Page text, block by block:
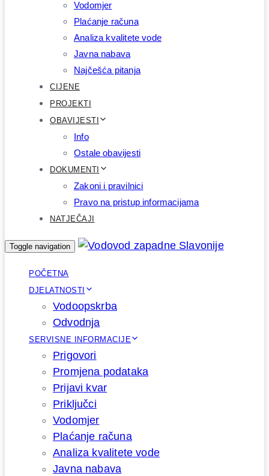
Vodomjer
Plaćanje računa
Analiza kvalitete vode
Javna nabava
Najčešća pitanja
CIJENE
PROJEKTI
OBAVIJESTI
Info
Ostale obavijesti
DOKUMENTI
Zakoni i pravilnici
Pravo na pristup informacijama
NATJEČAJI
Toggle navigation
POČETNA
DJELATNOSTI
Vodoopskrba
Odvodnja
SERVISNE INFORMACIJE
Prigovori
Promjena podataka
Prijavi kvar
Priključci
Vodomjer
Plaćanje računa
Analiza kvalitete vode
Javna nabava